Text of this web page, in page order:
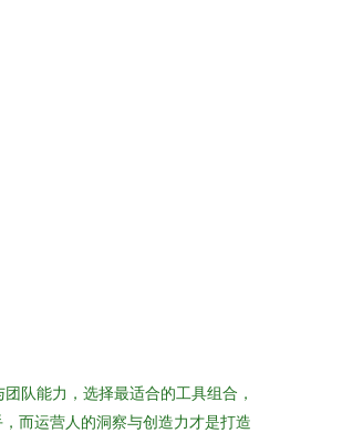
队能力，选择最适合的工具组合，
而运营人的洞察与创造力才是打造